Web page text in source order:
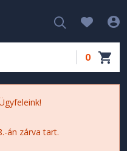
0
án zárva tart.